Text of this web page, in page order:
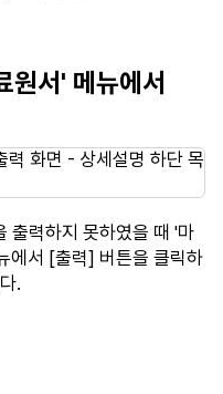
서' 메뉴에서
출력하지 못하였을 때 '마
에서 [출력] 버튼을 클릭하
.